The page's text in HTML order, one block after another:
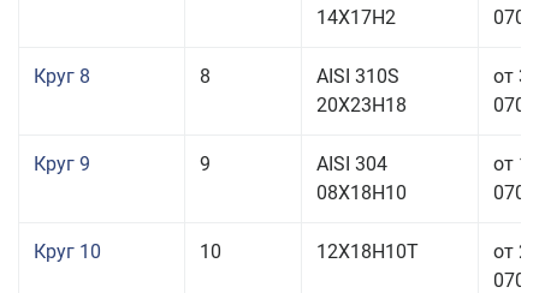
14Х17Н2
Круг 8 8
AISI 310S
20Х23Н18
от
Круг 9 9
AISI 304
08Х18Н10
от
Круг 10 10 12Х18Н10Т
от